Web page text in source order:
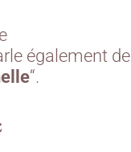
également de
“.